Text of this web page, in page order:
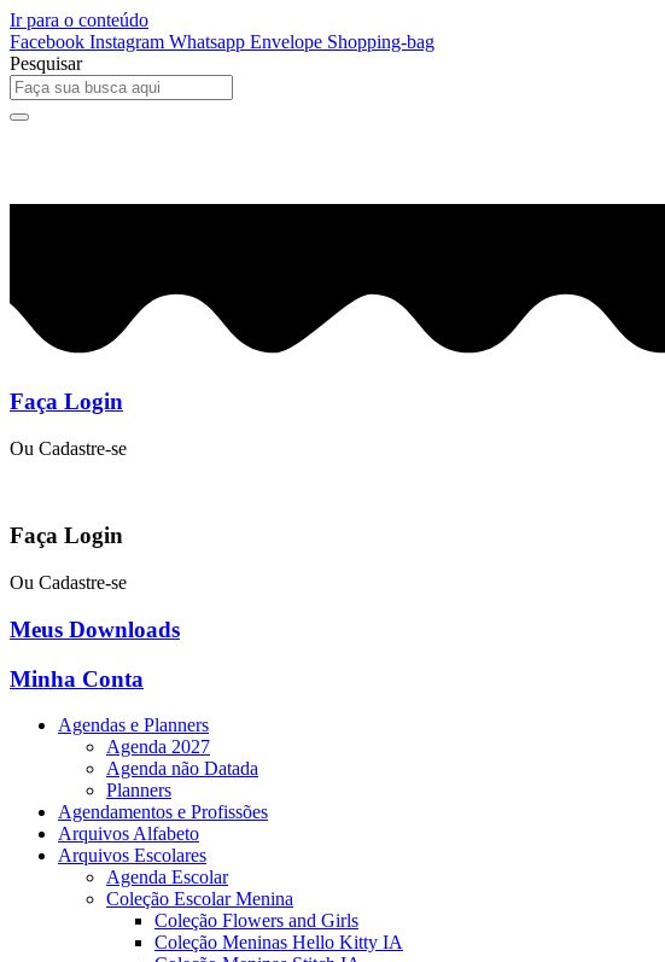
Ir para o conteúdo
Facebook Instagram Whatsapp Envelope Shopping-bag
Pesquisar
Faça Login
Ou Cadastre-se
Faça Login
Ou Cadastre-se
Meus Downloads
Minha Conta
Agendas e Planners
Agenda 2027
Agenda não Datada
Planners
Agendamentos e Profissões
Arquivos Alfabeto
Arquivos Escolares
Agenda Escolar
Coleção Escolar Menina
Coleção Flowers and Girls
Coleção Meninas Hello Kitty IA